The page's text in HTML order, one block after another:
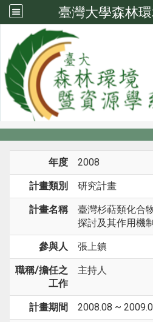
臺灣大學森林
系所成員
系所成員
年度 2008
計畫類別 研究計畫
計畫名稱
臺灣杉萜類化合
探討及其作用機
參與人 張上鎮
職稱/擔任之
工作
主持人
計畫期間 2008.08 ~